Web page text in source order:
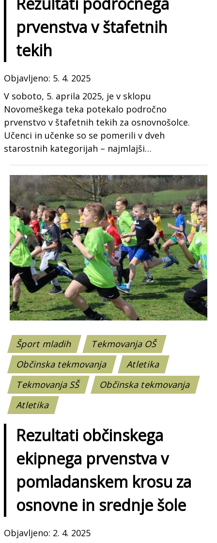
prvenstva v štafetnih
tekih
Objavljeno: 5. 4. 2025
V soboto, 5. aprila 2025, je v sklopu
Novomeškega teka potekalo področno
prvenstvo v štafetnih tekih za osnovnošolce.
Učenci in učenke so se pomerili v dveh
starostnih kategorijah – najmlajši…
Šport mladih
Tekmovanja OŠ
Občinska tekmovanja
Atletika
Tekmovanja SŠ
Občinska tekmovanja
Atletika
Rezultati občinskega
ekipnega prvenstva v
pomladanskem krosu za
osnovne in srednje šole
Objavljeno: 2. 4. 2025